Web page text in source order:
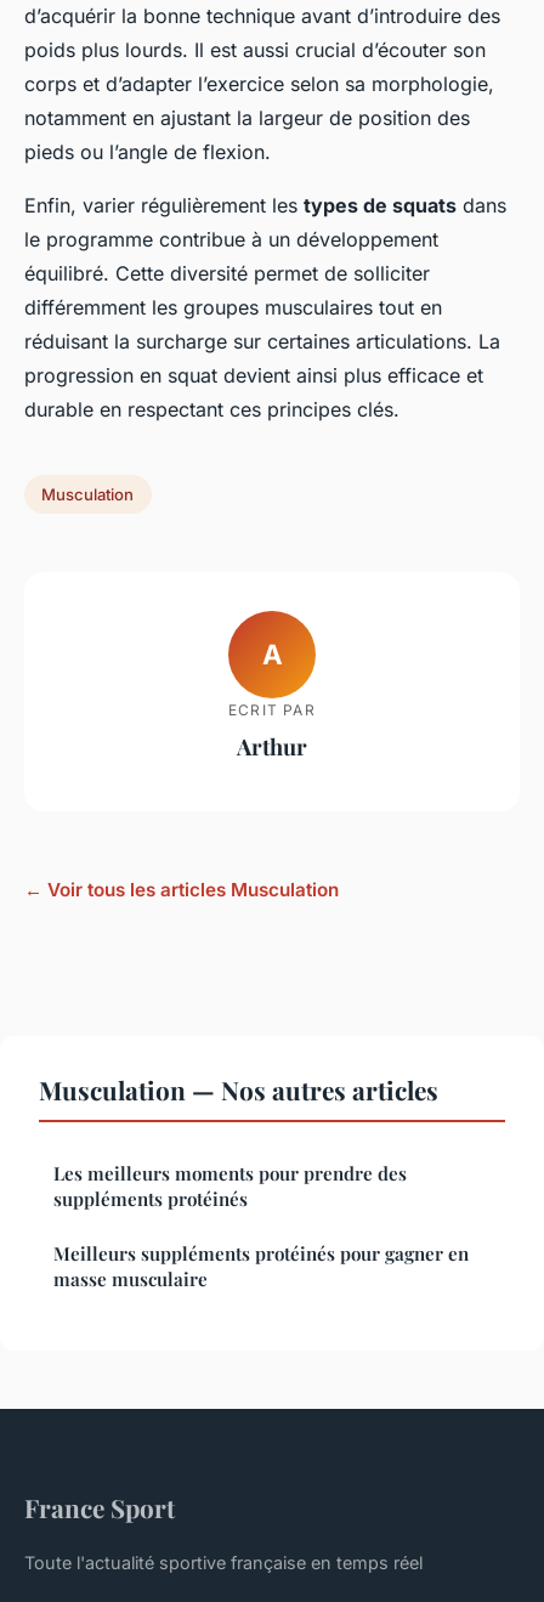
d’acquérir la bonne technique avant d’introduire des
poids plus lourds. Il est aussi crucial d’écouter son
corps et d’adapter l’exercice selon sa morphologie,
notamment en ajustant la largeur de position des
pieds ou l’angle de flexion.
Enfin, varier régulièrement les types de squats dans
le programme contribue à un développement
équilibré. Cette diversité permet de solliciter
différemment les groupes musculaires tout en
réduisant la surcharge sur certaines articulations. La
progression en squat devient ainsi plus efficace et
durable en respectant ces principes clés.
Musculation
A
ECRIT PAR
Arthur
← Voir tous les articles Musculation
Musculation — Nos autres articles
Les meilleurs moments pour prendre des
suppléments protéinés
Meilleurs suppléments protéinés pour gagner en
masse musculaire
France Sport
Toute l'actualité sportive française en temps réel